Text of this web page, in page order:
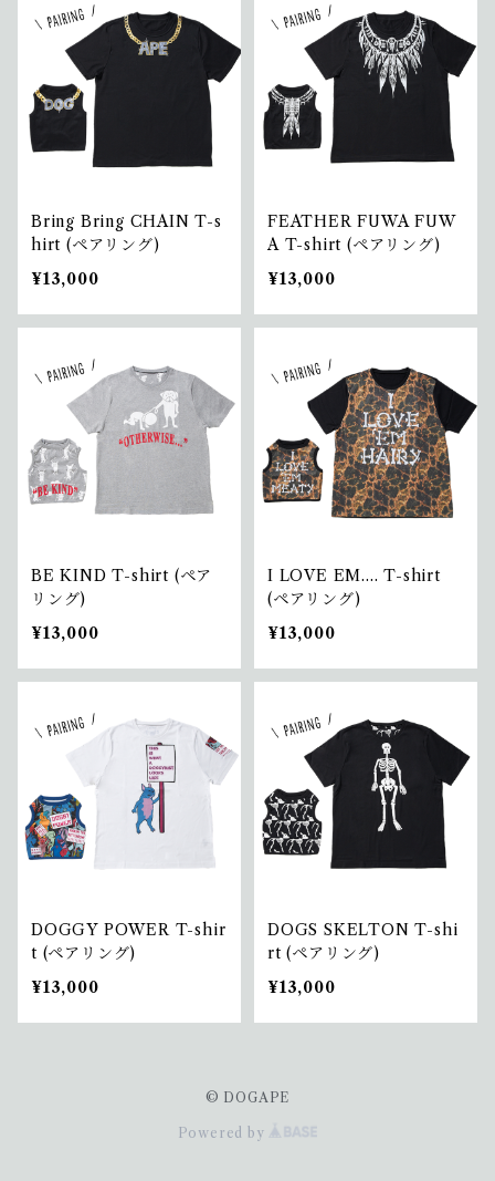
Bring Bring CHAIN T-s
hirt (ペアリング)
¥13,000
FEATHER FUWA FUW
A T-shirt (ペアリング)
¥13,000
BE KIND T-shirt (ペア
リング)
¥13,000
I LOVE EM.... T-shirt
(ペアリング)
¥13,000
DOGGY POWER T-shir
t (ペアリング)
¥13,000
DOGS SKELTON T-shi
rt (ペアリング)
¥13,000
© DOGAPE
Powered by